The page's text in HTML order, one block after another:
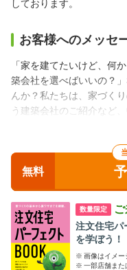
しております。
お客様へのメッセ
「家を建てたいけど、何
築会社を選べばいいの？
んか？私たちは、家づく
う建築会社のご紹介など
おそらく一生に一度の大
家づくりができるように
いができればと思っていま
ぜひみなさま、お気軽にお
ご自分で情報収集する前
不安なことが少しでもあ
週末だけでなく平日も受
様お一人でのご来店も大
無料
数量限定
注文住宅パ
を学ぼう！
※ 画像はイメー
※ 一部店舗また